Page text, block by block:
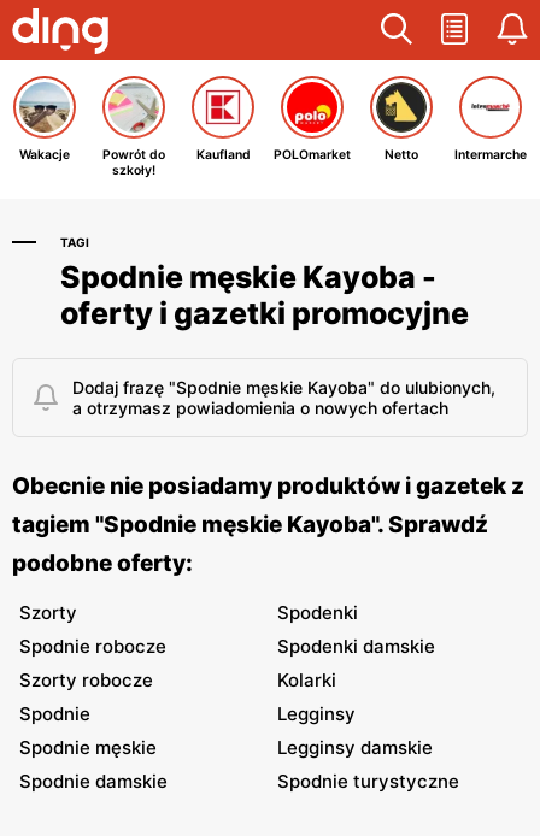
Wakacje
Powrót do
szkoły!
Kaufland POLOmarket Netto Intermarche
TAGI
Spodnie męskie Kayoba -
oferty i gazetki promocyjne
Dodaj frazę "Spodnie męskie Kayoba" do ulubionych,
a otrzymasz powiadomienia o nowych ofertach
Obecnie nie posiadamy produktów i gazetek z
tagiem "Spodnie męskie Kayoba". Sprawdź
podobne oferty:
Szorty
Spodenki
Spodnie robocze
Spodenki damskie
Szorty robocze
Kolarki
Spodnie
Legginsy
Spodnie męskie
Legginsy damskie
Spodnie damskie
Spodnie turystyczne